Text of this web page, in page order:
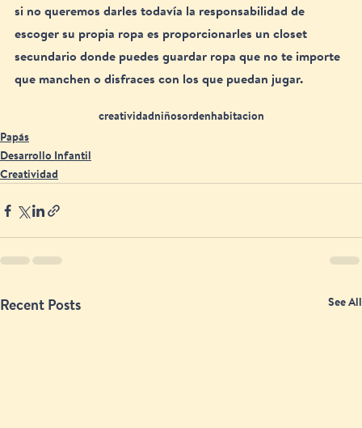
si no queremos darles todavía la responsabilidad de
escoger su propia ropa es proporcionarles un closet
secundario donde puedes guardar ropa que no te importe
que manchen o disfraces con los que puedan jugar.
creatividadniñosordenhabitacion
Papás
Desarrollo Infantil
Creatividad
Recent Posts See All